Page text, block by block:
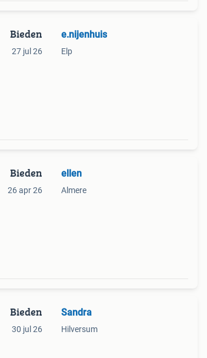
Bieden
27 jul 26
e.nijenhuis
Elp
Bieden
26 apr 26
ellen
Almere
Bieden
30 jul 26
Sandra
Hilversum